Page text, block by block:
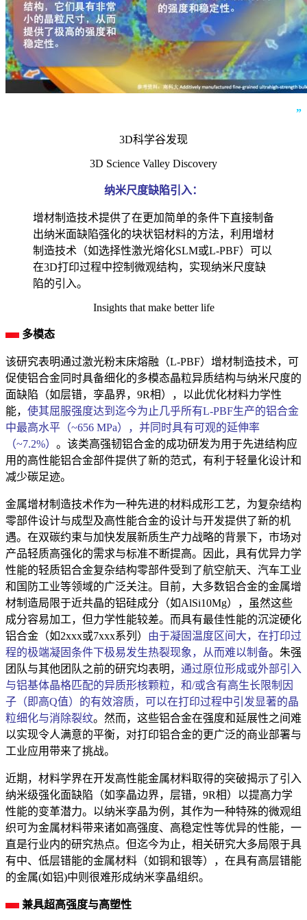
”
3D科学谷发现
3D Science Valley Discovery
纳米尺度缺陷引入：
增材制造技术提供了在更加简单的条件下直接制备
出纳米面缺陷强化的块状铝材料的方法，利用增材
制造技术（如选择性激光熔化SLM或L-PBF）可以
在3D打印过程中控制微观结构，实现纳米尺度缺
陷的引入。
Insights that make better life
多模态
该研究表明通过激光粉末床熔融（L-PBF）增材制造技术，可
促使铝合金同时具备细化的多模态晶粒异质结构与纳米尺度的
面缺陷（如层错，孪晶界，9R相），以此优化材料力学性
能， 使其屈服强度达到迄今为止几乎所有L-PBF生产的铝合金
中最高水平（~656 MPa），并同时具有可观的延伸率
（~7.2%） 。该类高强韧铝合金的成功研发为用于先进结构应
用的高性能铝合金部件提供了新的范式，有利于轻量化设计和
减少碳足迹。
金属增材制造技术作为一种先进的材料成形工艺，为复杂结构
零部件设计与成型及高性能合金的设计与开发提供了新的机
遇。在双碳约束与加快发展新质生产力战略的背景下，市场对
产品轻质高强化的需求与标准不断提高。因此，具有优异力学
性能的轻质铝合金复杂结构零部件受到了航空航天、汽车工业
和国防工业等领域的广泛关注。目前，大多数铝合金的金属增
材制造局限于近共晶的铝硅成分（如AlSi10Mg），虽然这些
成分容易加工，但力学性能较差。而具有最佳性能的沉淀硬化
铝合金（如2xxx或7xxx系列） 由于凝固温度区间大，在打印过
程的极端凝固条件下极易发生热裂现象，从而难以制备。朱强
团队与其他团队之前的研究均表明， 通过原位形成或外部引入
与铝基体晶格匹配的异质形核颗粒，和/或含有高生长限制因
子（即高Q值）的有效溶质，可以在打印过程中引发显著的晶
粒细化与消除裂纹。然而，这些铝合金在强度和延展性之间难
以实现令人满意的平衡，对打印铝合金的更广泛的商业部署与
工业应用带来了挑战。
近期，材料学界在开发高性能金属材料取得的突破揭示了引入
纳米级强化面缺陷（如孪晶边界，层错，9R相）以提高力学
性能的变革潜力。以纳米孪晶为例，其作为一种特殊的微观组
织可为金属材料带来诸如高强度、高稳定性等优异的性能，一
直是行业内的研究热点。但迄今为止，相关研究大多局限于具
有中、低层错能的金属材料（如铜和银等），在具有高层错能
的金属(如铝)中则很难形成纳米孪晶组织。
兼具超高强度与高塑性